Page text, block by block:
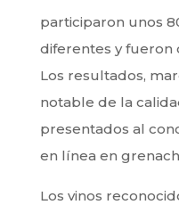
participaron unos
diferentes y fueron
Los resultados,
notable de la
presentados al
en línea en
Los vinos